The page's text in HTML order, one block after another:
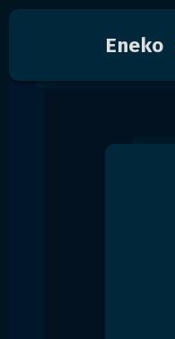
Eneko